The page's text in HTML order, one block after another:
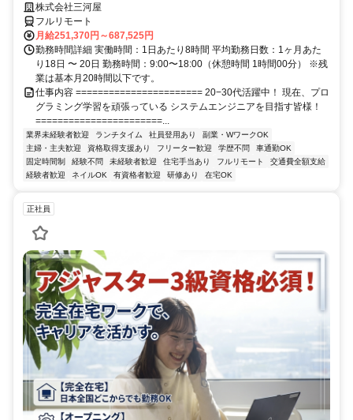
株式会社三河屋
フルリモート
月給251,370円～687,525円
勤務時間詳細 実働時間：1日あたり8時間 平均勤務日数：1ヶ月あた
り18日 〜 20日 勤務時間：9:00〜18:00（休憩時間 1時間00分） ※残
業は基本月20時間以下です。
仕事内容 ======================= 20−30代活躍中！ 現在、プロ
グラミング学習を頑張っている システムエンジニアを目指す皆様！
=======================...
業界未経験者歓迎 ランチタイム 社員登用あり
副業・WワークOK
主婦・主夫歓迎
資格取得支援あり フリーター歓迎 学歴不問
車通勤OK
固定時間制
経験不問 未経験者歓迎 住宅手当あり フルリモート
交通費全額支給
経験者歓迎
ネイルOK 有資格者歓迎 研修あり 在宅OK
正社員